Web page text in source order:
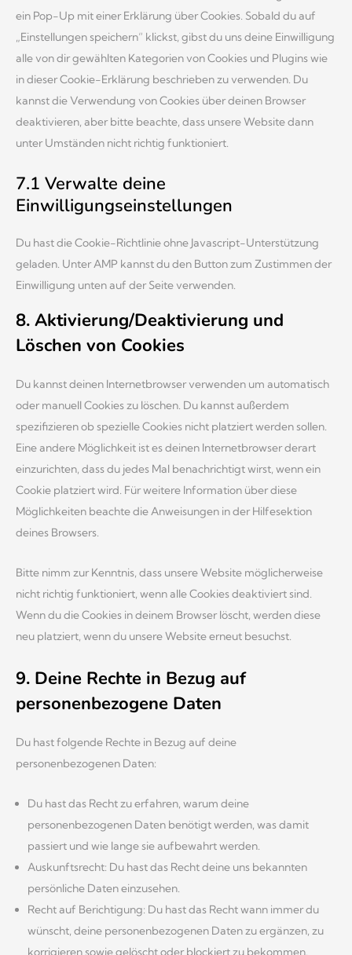
ein Pop-Up mit einer Erklärung über Cookies. Sobald du auf
„Einstellungen speichern“ klickst, gibst du uns deine Einwilligung
alle von dir gewählten Kategorien von Cookies und Plugins wie
in dieser Cookie-Erklärung beschrieben zu verwenden. Du
kannst die Verwendung von Cookies über deinen Browser
deaktivieren, aber bitte beachte, dass unsere Website dann
unter Umständen nicht richtig funktioniert.
7.1 Verwalte deine
Einwilligungseinstellungen
Du hast die Cookie-Richtlinie ohne Javascript-Unterstützung
geladen. Unter AMP kannst du den Button zum Zustimmen der
Einwilligung unten auf der Seite verwenden.
8. Aktivierung/Deaktivierung und
Löschen von Cookies
Du kannst deinen Internetbrowser verwenden um automatisch
oder manuell Cookies zu löschen. Du kannst außerdem
spezifizieren ob spezielle Cookies nicht platziert werden sollen.
Eine andere Möglichkeit ist es deinen Internetbrowser derart
einzurichten, dass du jedes Mal benachrichtigt wirst, wenn ein
Cookie platziert wird. Für weitere Information über diese
Möglichkeiten beachte die Anweisungen in der Hilfesektion
deines Browsers.
Bitte nimm zur Kenntnis, dass unsere Website möglicherweise
nicht richtig funktioniert, wenn alle Cookies deaktiviert sind.
Wenn du die Cookies in deinem Browser löscht, werden diese
neu platziert, wenn du unsere Website erneut besuchst.
9. Deine Rechte in Bezug auf
personenbezogene Daten
Du hast folgende Rechte in Bezug auf deine
personenbezogenen Daten:
Du hast das Recht zu erfahren, warum deine
personenbezogenen Daten benötigt werden, was damit
passiert und wie lange sie aufbewahrt werden.
Auskunftsrecht: Du hast das Recht deine uns bekannten
persönliche Daten einzusehen.
Recht auf Berichtigung: Du hast das Recht wann immer du
wünscht, deine personenbezogenen Daten zu ergänzen, zu
korrigieren sowie gelöscht oder blockiert zu bekommen.